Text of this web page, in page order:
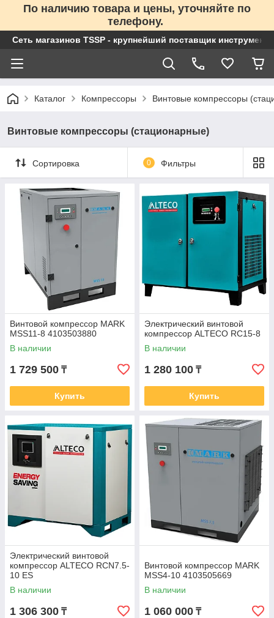
По наличию товара и цены, уточняйте по
телефону.
Сеть магазинов TSSP - крупнейший поставщик
Каталог Компрессоры Винтовые компрессоры
Винтовые компрессоры (стационарные)
Сортировка 0 Фильтры
Винтовой компрессор MARK
MSS11-8 4103503880
В наличии
1 729 500 ₸
Купить
Электрический винтовой
компрессор ALTECO RC15-8
В наличии
1 280 100 ₸
Купить
Электрический винтовой
компрессор ALTECO RCN7.5-
10 ES
В наличии
1 306 300 ₸
Винтовой компрессор MARK
MSS4-10 4103505669
В наличии
1 060 000 ₸